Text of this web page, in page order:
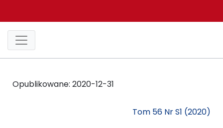
Opublikowane: 2020-12-31
Tom 56 Nr S1 (2020)